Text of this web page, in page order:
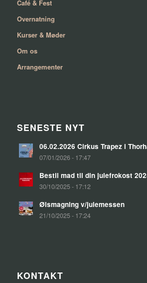
Café & Fest
Overnatning
Kurser & Møder
Om os
Arrangementer
SENESTE NYT
06.02.2026 Cirkus Trapez i
07/01/2026 - 17:47
Bestil mad til din julefrokost
30/10/2025 - 17:12
Ølsmagning v/julemessen
21/10/2025 - 17:24
KONTAKT